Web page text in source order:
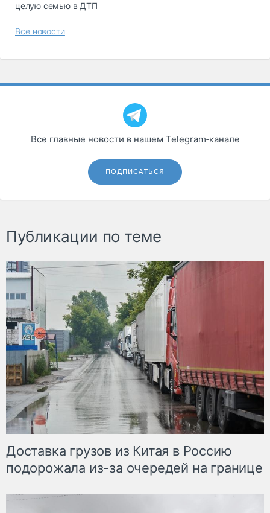
целую семью в ДТП
Все новости
Все главные новости в нашем Telegram‑канале
ПОДПИСАТЬСЯ
Публикации по теме
Доставка грузов из Китая в Россию
подорожала из-за очередей на границе